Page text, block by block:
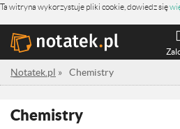
Ta witryna wykorzystuje pliki cookie, dowiedz się
Notatek.pl » Chemistry
Chemistry